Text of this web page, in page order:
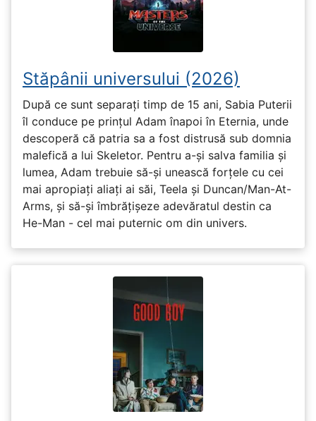
Stăpânii universului (2026)
După ce sunt separați timp de 15 ani, Sabia Puterii
îl conduce pe prințul Adam înapoi în Eternia, unde
descoperă că patria sa a fost distrusă sub domnia
malefică a lui Skeletor. Pentru a-și salva familia și
lumea, Adam trebuie să-și unească forțele cu cei
mai apropiați aliați ai săi, Teela și Duncan/Man-At-
Arms, și să-și îmbrățișeze adevăratul destin ca
He-Man - cel mai puternic om din univers.